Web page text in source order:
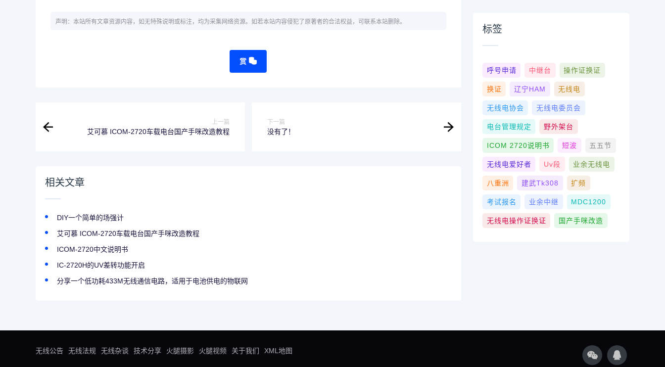
声明：本站所有文章资源内容，如无特殊说明或标注，均为采集网络资源。如若本站内容侵犯了原著者的合法权益，可联系本站删除。
赏
上一篇
艾可慕 ICOM-2720车载电台国产手咪改造教程
下一篇
没有了！
相关文章
DIY一个简单的场强计
艾可慕 ICOM-2720车载电台国产手咪改造教程
ICOM-2720中文说明书
IC-2720H的UV差转功能开启
分享一个低功耗433M无线通信电路，适用于电池供电的物联网
标签
呼号申请 中继台 操作证换证
换证 辽宁HAM 无线电
无线电协会 无线电委员会
电台管理规定 野外架台
ICOM 2720说明书 短波 五五节
无线电爱好者 Uv段 业余无线电
八重洲 建武tk308 扩频
考试报名 业余中继 MDC1200
无线电操作证换证 国产手咪改造
无线公告 无线法规 无线杂谈 技术分享 火腿摄影 火腿视频 关于我们 XML地图